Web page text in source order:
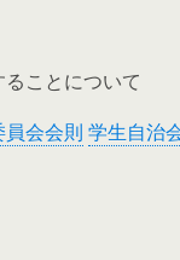
ことについて
会会則 学生自治